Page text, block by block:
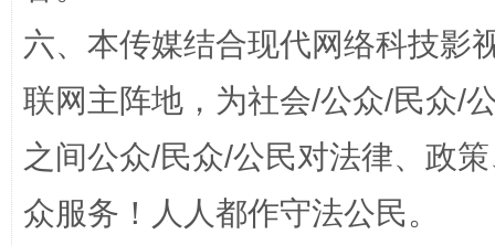
六、本传媒结合现代网络科技影
联网主阵地，为社会/公众/民众/
之间公众/民众/公民对法律、政
众服务！人人都作守法公民。